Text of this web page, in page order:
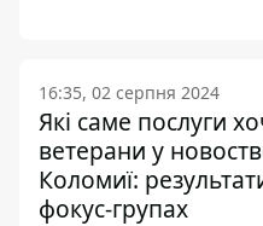
16:35, 02 серпня 2024
Які саме послуги
ветерани у
Коломиї:
фокус-групах